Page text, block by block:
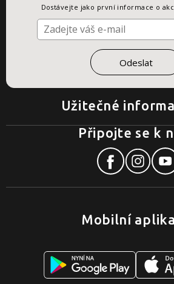
Užitečné
Dostávejte jako první informace o
Mobilní
Připojte se k